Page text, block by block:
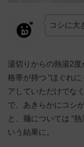
コシに大
湯切りからの熱湯2
格帯が持つ “ほぐれ
アしていただけでな
で、あきらかにコシ
と、麺については “
いう結果に。